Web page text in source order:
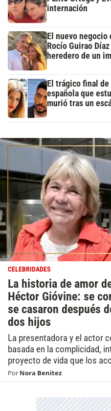
internación
El nuevo
Rocío Guirao
heredero de un
El trágico final
española que
murió tras un
CELEBRIDADES
La historia de amor
Héctor Gióvine: se
se casaron después
dos hijos
La presentadora y el actor
basada en la complicidad,
proyecto de vida que los
Por Nora Benitez